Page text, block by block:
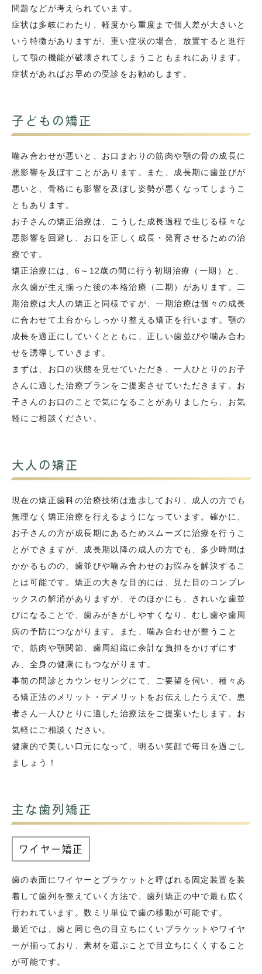
問題などが考えられています。
症状は多岐にわたり、軽度から重度まで個人差が大きいと
いう特徴がありますが、重い症状の場合、放置すると進行
して顎の機能が破壊されてしまうこともまれにあります。
症状があればお早めの受診をお勧めします。
子どもの矯正
噛み合わせが悪いと、お口まわりの筋肉や顎の骨の成長に
悪影響を及ぼすことがあります。また、成長期に歯並びが
悪いと、骨格にも影響を及ぼし姿勢が悪くなってしまうこ
ともあります。
お子さんの矯正治療は、こうした成長過程で生じる様々な
悪影響を回避し、お口を正しく成長・発育させるための治
療です。
矯正治療には、6～12歳の間に行う初期治療（一期）と、
永久歯が生え揃った後の本格治療（二期）があります。二
期治療は大人の矯正と同様ですが、一期治療は個々の成長
に合わせて土台からしっかり整える矯正を行います。顎の
成長を適正にしていくとともに、正しい歯並びや噛み合わ
せを誘導していきます。
まずは、お口の状態を見せていただき、一人ひとりのお子
さんに適した治療プランをご提案させていただきます。お
子さんのお口のことで気になることがありましたら、お気
軽にご相談ください。
大人の矯正
現在の矯正歯科の治療技術は進歩しており、成人の方でも
無理なく矯正治療を行えるようになっています。確かに、
お子さんの方が成長期にあるためスムーズに治療を行うこ
とができますが、成長期以降の成人の方でも、多少時間は
かかるものの、歯並びや噛み合わせのお悩みを解決するこ
とは可能です。矯正の大きな目的には、見た目のコンプレ
ックスの解消がありますが、そのほかにも、きれいな歯並
びになることで、歯みがきがしやすくなり、むし歯や歯周
病の予防につながります。また、噛み合わせが整うこと
で、筋肉や顎関節、歯周組織に余計な負担をかけずにす
み、全身の健康にもつながります。
事前の問診とカウンセリングにて、ご要望を伺い、種々あ
る矯正法のメリット・デメリットをお伝えしたうえで、患
者さん一人ひとりに適した治療法をご提案いたします。お
気軽にご相談ください。
健康的で美しい口元になって、明るい笑顔で毎日を過ごし
ましょう！
主な歯列矯正
ワイヤー矯正
歯の表面にワイヤーとブラケットと呼ばれる固定装置を装
着して歯列を整えていく方法で、歯列矯正の中で最も広く
行われています。数ミリ単位で歯の移動が可能です。
最近では、歯と同じ色の目立ちにくいブラケットやワイヤ
ーが揃っており、素材を選ぶことで目立ちにくくすること
が可能です。